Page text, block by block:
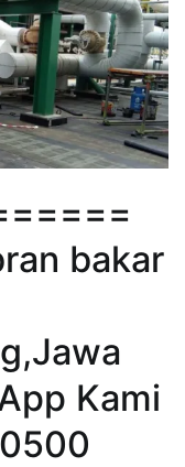
bakar
Kami